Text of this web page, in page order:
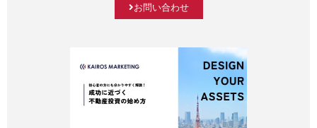
お問い合わせ